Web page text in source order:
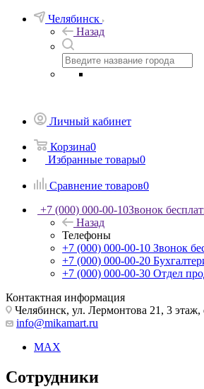
Челябинск
Назад
Личный кабинет
Корзина0
Избранные товары0
Сравнение товаров0
+7 (000) 000-00-10Звонок
Назад
Телефоны
+7 (000) 000-00-10 Звонок
+7 (000) 000-00-20
+7 (000) 000-00-30 Отдел
Контактная информация
Челябинск, ул. Лермонтова 21, 3 этаж,
info@mikamart.ru
MAX
Сотрудники